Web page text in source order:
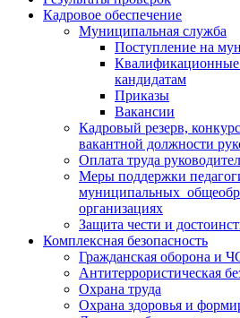
Кадровое обеспечение
Муниципальная служба
Поступление на
Квалификационные
кандидатам
Приказы
Вакансии
Кадровый резерв,
вакантной должности
Оплата труда
Меры поддержки
муниципальных
организациях
Защита чести и
Комплексная безопасность
Гражданская оборона и
Антитеррористическая
Охрана труда
Охрана здоровья и